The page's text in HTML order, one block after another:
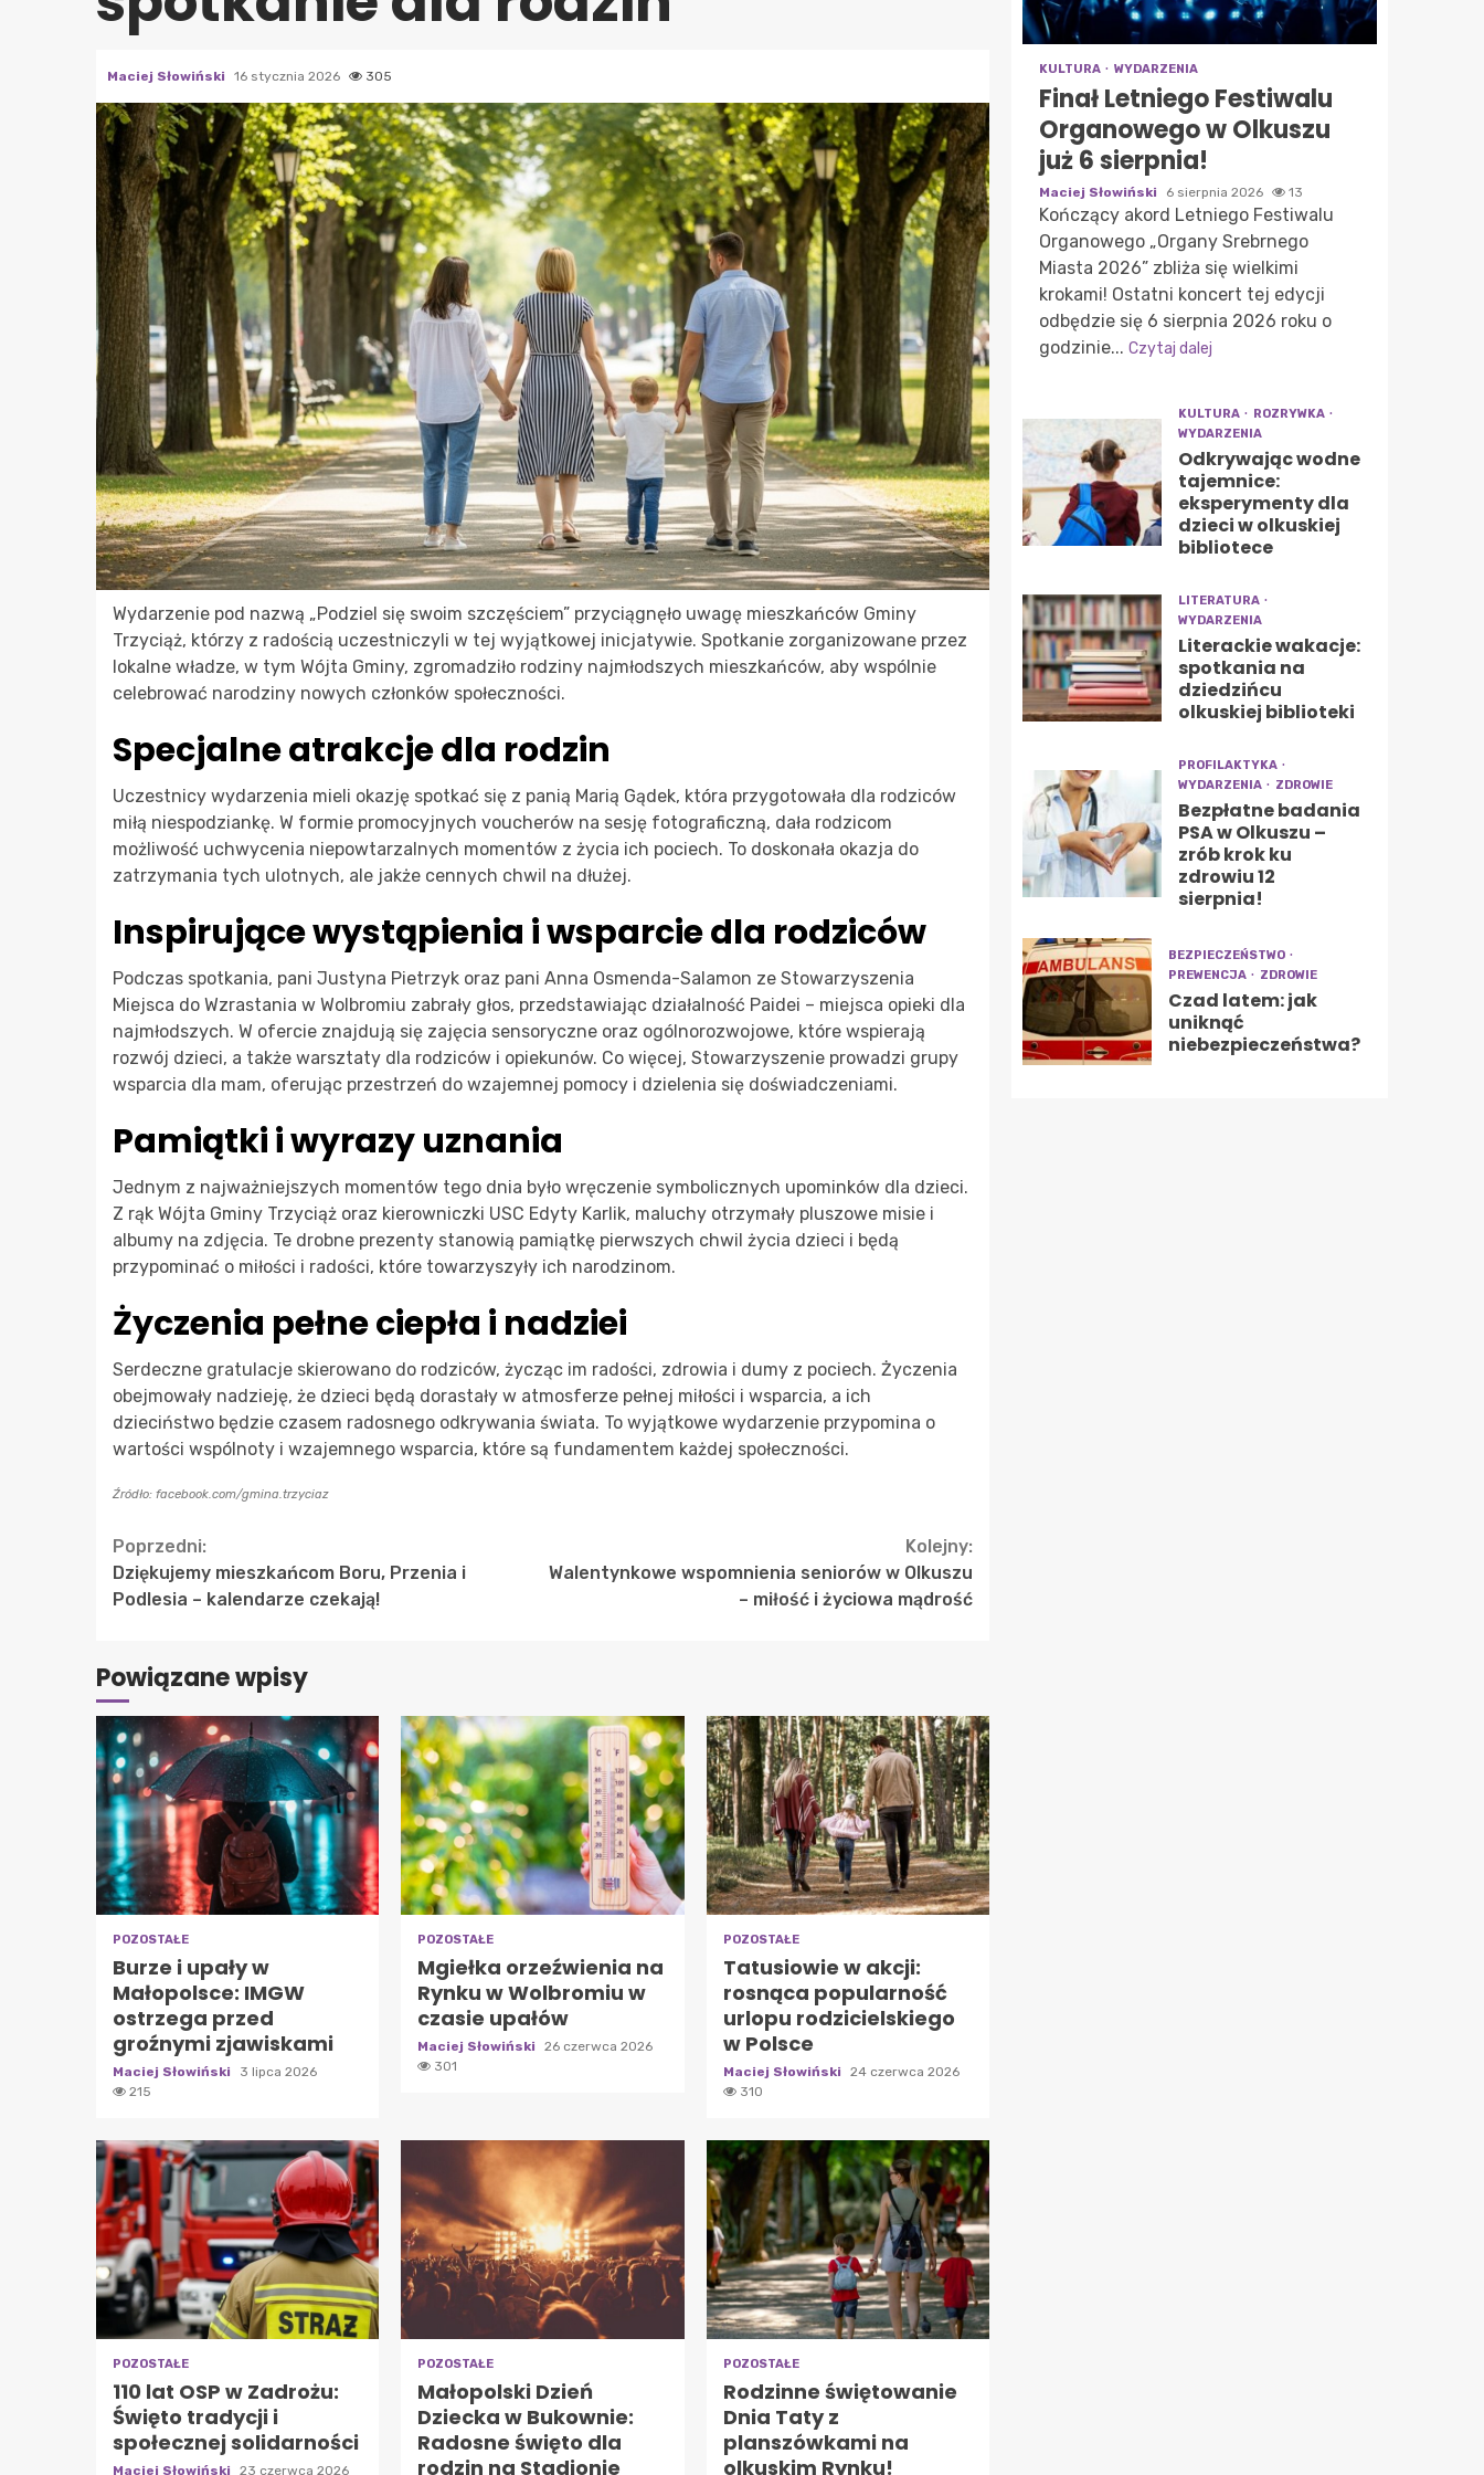
Maciej Słowiński 16 stycznia 2026 305
Wydarzenie pod nazwą „Podziel się swoim szczęściem” przyciągnęło uwagę mieszkańców Gminy
Trzyciąż, którzy z radością uczestniczyli w tej wyjątkowej inicjatywie. Spotkanie zorganizowane przez
lokalne władze, w tym Wójta Gminy, zgromadziło rodziny najmłodszych mieszkańców, aby wspólnie
celebrować narodziny nowych członków społeczności.
Specjalne atrakcje dla rodzin
Uczestnicy wydarzenia mieli okazję spotkać się z panią Marią Gądek, która przygotowała dla rodziców
miłą niespodziankę. W formie promocyjnych voucherów na sesję fotograficzną, dała rodzicom
możliwość uchwycenia niepowtarzalnych momentów z życia ich pociech. To doskonała okazja do
zatrzymania tych ulotnych, ale jakże cennych chwil na dłużej.
Inspirujące wystąpienia i wsparcie dla rodziców
Podczas spotkania, pani Justyna Pietrzyk oraz pani Anna Osmenda-Salamon ze Stowarzyszenia
Miejsca do Wzrastania w Wolbromiu zabrały głos, przedstawiając działalność Paidei – miejsca opieki dla
najmłodszych. W ofercie znajdują się zajęcia sensoryczne oraz ogólnorozwojowe, które wspierają
rozwój dzieci, a także warsztaty dla rodziców i opiekunów. Co więcej, Stowarzyszenie prowadzi grupy
wsparcia dla mam, oferując przestrzeń do wzajemnej pomocy i dzielenia się doświadczeniami.
Pamiątki i wyrazy uznania
Jednym z najważniejszych momentów tego dnia było wręczenie symbolicznych upominków dla dzieci.
Z rąk Wójta Gminy Trzyciąż oraz kierowniczki USC Edyty Karlik, maluchy otrzymały pluszowe misie i
albumy na zdjęcia. Te drobne prezenty stanowią pamiątkę pierwszych chwil życia dzieci i będą
przypominać o miłości i radości, które towarzyszyły ich narodzinom.
Życzenia pełne ciepła i nadziei
Serdeczne gratulacje skierowano do rodziców, życząc im radości, zdrowia i dumy z pociech. Życzenia
obejmowały nadzieję, że dzieci będą dorastały w atmosferze pełnej miłości i wsparcia, a ich
dzieciństwo będzie czasem radosnego odkrywania świata. To wyjątkowe wydarzenie przypomina o
wartości wspólnoty i wzajemnego wsparcia, które są fundamentem każdej społeczności.
Źródło: facebook.com/gmina.trzyciaz
Continue
Reading
Poprzedni:
Dziękujemy mieszkańcom Boru, Przenia i
Podlesia – kalendarze czekają!
Kolejny:
Walentynkowe wspomnienia seniorów w Olkuszu
– miłość i życiowa mądrość
Powiązane wpisy
POZOSTAŁE
Burze i upały w
Małopolsce: IMGW
ostrzega przed
groźnymi zjawiskami
Maciej Słowiński
3 lipca 2026
215
POZOSTAŁE
Mgiełka orzeźwienia na
Rynku w Wolbromiu w
czasie upałów
Maciej Słowiński
26 czerwca 2026
301
POZOSTAŁE
Tatusiowie w akcji:
rosnąca popularność
urlopu rodzicielskiego
w Polsce
Maciej Słowiński
24 czerwca 2026
310
POZOSTAŁE
110 lat OSP w Zadrożu:
Święto tradycji i
społecznej solidarności
Maciej Słowiński 23 czerwca 2026
POZOSTAŁE
Małopolski Dzień
Dziecka w Bukownie:
Radosne święto dla
rodzin na Stadionie
POZOSTAŁE
Rodzinne świętowanie
Dnia Taty z
planszówkami na
olkuskim Rynku!
KULTURA WYDARZENIA
Finał Letniego Festiwalu
Organowego w Olkuszu
już 6 sierpnia!
Maciej Słowiński 6 sierpnia 2026 13
Kończący akord Letniego Festiwalu
Organowego „Organy Srebrnego
Miasta 2026” zbliża się wielkimi
krokami! Ostatni koncert tej edycji
odbędzie się 6 sierpnia 2026 roku o
godzinie... Czytaj dalej
KULTURA
ROZRYWKA
WYDARZENIA
Odkrywając wodne
tajemnice:
eksperymenty dla
dzieci w olkuskiej
bibliotece
LITERATURA
WYDARZENIA
Literackie wakacje:
spotkania na
dziedzińcu
olkuskiej biblioteki
PROFILAKTYKA
WYDARZENIA
ZDROWIE
Bezpłatne badania
PSA w Olkuszu –
zrób krok ku
zdrowiu 12
sierpnia!
BEZPIECZEŃSTWO
PREWENCJA
ZDROWIE
Czad latem: jak
uniknąć
niebezpieczeństwa?